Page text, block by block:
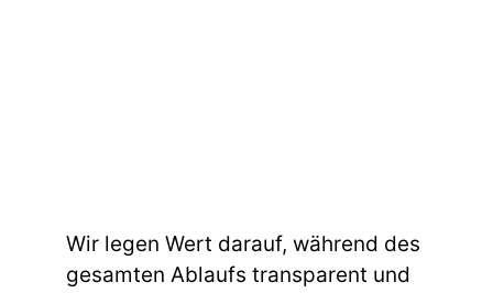
Wir legen Wert darauf, während des
gesamten Ablaufs transparent und